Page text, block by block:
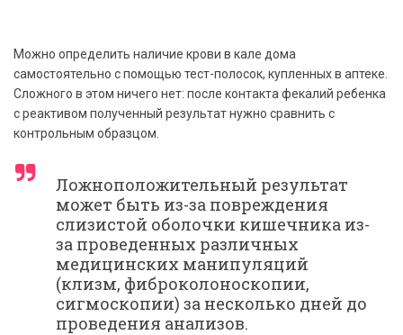
Можно определить наличие крови в кале дома
самостоятельно с помощью тест-полосок, купленных в аптеке.
Сложного в этом ничего нет: после контакта фекалий ребенка
с реактивом полученный результат нужно сравнить с
контрольным образцом.
Ложноположительный результат
может быть из-за повреждения
слизистой оболочки кишечника из-
за проведенных различных
медицинских манипуляций
(клизм, фиброколоноскопии,
сигмоскопии) за несколько дней до
проведения анализов.